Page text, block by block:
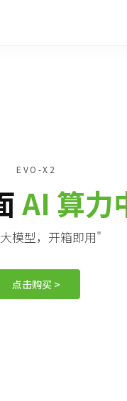
EVO-X2
AI 算力
模型，开箱即用"
点击购买 >